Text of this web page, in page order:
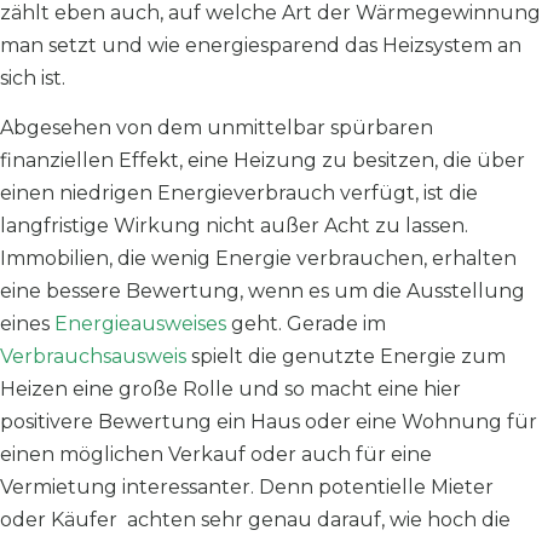
zählt eben auch, auf welche Art der Wärmegewinnung
man setzt und wie energiesparend das Heizsystem an
sich ist.
Abgesehen von dem unmittelbar spürbaren
finanziellen Effekt, eine Heizung zu besitzen, die über
einen niedrigen Energieverbrauch verfügt, ist die
langfristige Wirkung nicht außer Acht zu lassen.
Immobilien, die wenig Energie verbrauchen, erhalten
eine bessere Bewertung, wenn es um die Ausstellung
eines Energieausweises geht. Gerade im
Verbrauchsausweis spielt die genutzte Energie zum
Heizen eine große Rolle und so macht eine hier
positivere Bewertung ein Haus oder eine Wohnung für
einen möglichen Verkauf oder auch für eine
Vermietung interessanter. Denn potentielle Mieter
oder Käufer achten sehr genau darauf, wie hoch die